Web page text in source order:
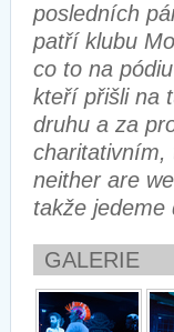
posledních
patří klubu
co to na
kteří přišli na
druhu a za
charitativním,
neither are
takže jedeme
GALERIE